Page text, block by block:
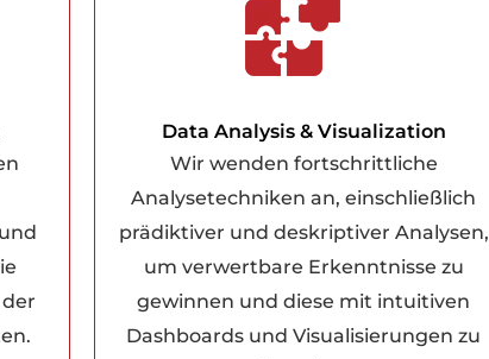
Data Analysis & Visualization
Wir wenden fortschrittliche
Analysetechniken an, einschließlich
prädiktiver und deskriptiver Analysen,
um verwertbare Erkenntnisse zu
gewinnen und diese mit intuitiven
Dashboards und Visualisierungen zu